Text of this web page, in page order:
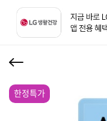
카오 차
언페이
한정특가